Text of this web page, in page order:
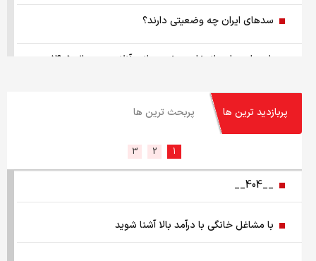
سد‌های ایران چه وضعیتی دارند؟
راهنمای جامع انتخاب و خرید مانتو آنلاین در سال ۱۴۰۵
همزمان با رونمایی شمش ایران، در مسابقه نقشه ایران شرکت
کنید
زمان واریز یارانه جدید دولت اعلام شد
فروش بی‌واسطه و تجمیع برق، راهکاری هوشمند برای صاحبان
نیروگاه‌های پراکنده
پربازدید ترین ها پربحث ترین ها
1
2
3
__404__
با مشاغل خانگی با درآمد بالا آشنا شوید